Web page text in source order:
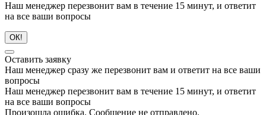
Наш менеджер перезвонит вам в течение 15 минут, и ответит
на все ваши вопросы
ОК!
Оставить заявку
Наш менеджер сразу же перезвонит вам и ответит на все ваши
вопросы
Наш менеджер перезвонит вам в течение 15 минут, и ответит
на все ваши вопросы
Произошла ошибка. Сообщение не отправлено.